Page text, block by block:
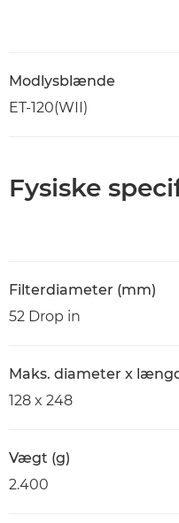
Modlysblænde
ET-120(WII)
Fysiske
Filterdiameter (mm)
52 Drop in
Maks. diameter x
128 x 248
Vægt (g)
2.400